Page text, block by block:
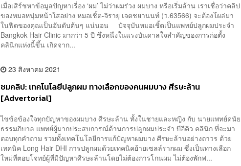
เมื่อเสิร์ชหาข้อมูลปัญหาเรื่อง ‘ผม’ ไม่ว่าผมร่วง ผมบาง หรือเริ่มล้าน เราเชื่อว่าคลิป
ของหมอหนุ่มหน้าใสอย่าง หมอเชิ้ต-จิรายุ เจตชยานนท์ (ว.63566) จะต้องโผล่มา
ในฟีดของคุณเป็นอันดับต้นๆ แน่นอน ปัจจุบันหมอเชิ้ตเป็นแพทย์ปลูกผมประจำ
Bangkok Hair Clinic มากว่า 5 ปี ซึ่งหนึ่งในแรงบันดาลใจสำคัญของการก่อตั้ง
คลินิกแห่งนี้ขึ้น เกิดจาก...
23 สิงหาคม 2021
ชมคลิป: เทคโนโลยีปลูกผม ทางเลือกของคนผมบาง ศีรษะล้าน
[Advertorial]
ไขข้อข้องใจทุกปัญหาของผมบาง ศีรษะล้าน ทั้งในชายและหญิง กับ นายแพทย์ดนัย
ธรรมภิบาล แพทย์ผู้มากประสบการณ์ด้านการปลูกผมประจำ บีอีคิว คลินิก ที่จะมา
ตอบทุกคำถาม รวมทั้งเทคโนโลยีการแก้ปัญหาผมบาง ศีรษะล้านอย่างถาวร ด้วย
เทคนิค Long Hair DHI การปลูกผมด้วยเทคนิคย้ายเซลล์รากผม ซึ่งเป็นทางเลือก
ใหม่ที่ตอบโจทย์ผู้ที่มีปัญหาศีรษะล้านโดยไม่ต้องการโกนผม ไม่ต้องพักฟ...